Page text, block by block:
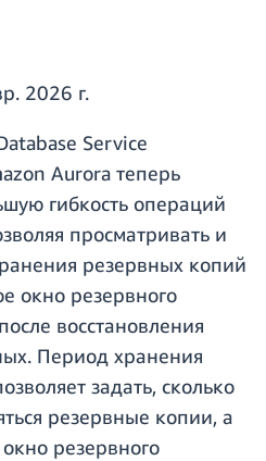
2026 г.
Service
Aurora теперь
гибкость операций
просматривать и
резервных копий
окно резервного
восстановления
Период хранения
задать, сколько
резервные копии, а
резервного